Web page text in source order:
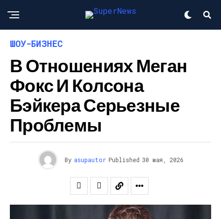
ШОУ-БИЗНЕС
В Отношениях Меган
Фокс И Колсона
Бэйкера Серьезные
Проблемы
By asupautor Published 30 мая, 2026